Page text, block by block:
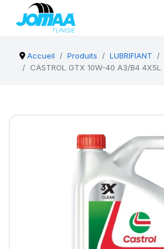
Accueil Produits LUBRIFIANT
CASTROL GTX 10W-40 A3/B4 4X5L